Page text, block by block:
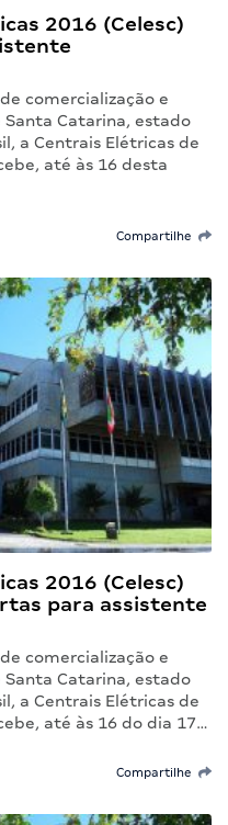
2016 (Celesc)
comercialização e
Catarina, estado
a Centrais Elétricas de
até às 16 desta
Compartilhe
2016 (Celesc)
para assistente
comercialização e
Catarina, estado
a Centrais Elétricas de
até às 16 do dia 17…
Compartilhe